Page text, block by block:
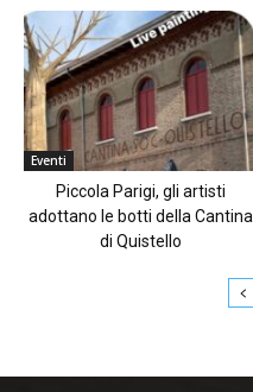
Eventi
Piccola Parigi, gli artisti
adottano le botti della Cantina
di Quistello